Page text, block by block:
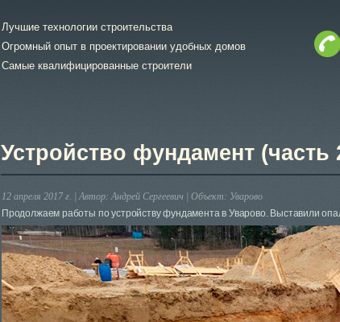
Лучшие технологии строительства
Огромный опыт в проектировании удобных домов
Самые квалифицированные строители
Устройство фундамент (часть
12 апреля 2017 г. | Автор: Андрей Сергеевич Объект: Уварово
Продолжаем работы по устройству фундамента в Уварово. Выставили